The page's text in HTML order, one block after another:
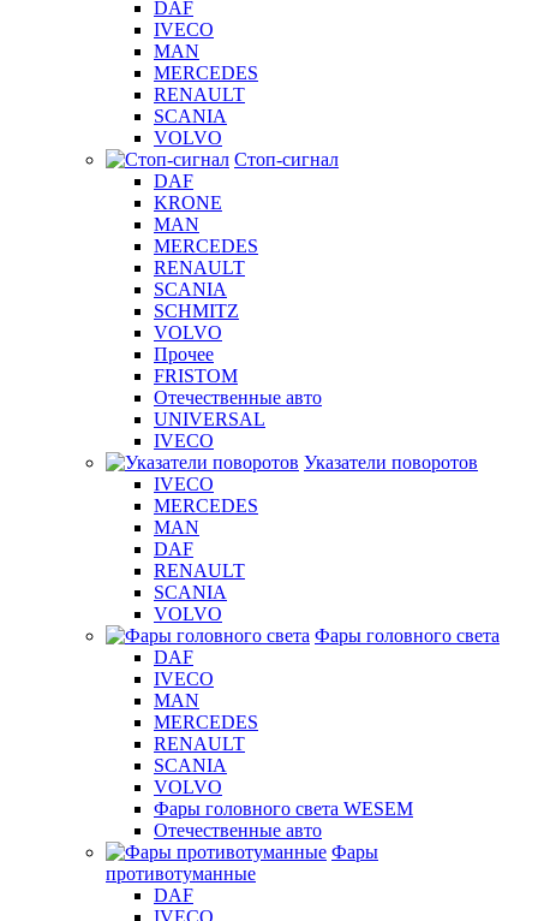
DAF
IVECO
MAN
MERCEDES
RENAULT
SCANIA
VOLVO
Стоп-сигнал
DAF
KRONE
MAN
MERCEDES
RENAULT
SCANIA
SCHMITZ
VOLVO
Прочее
FRISTOM
Отечественные авто
UNIVERSAL
IVECO
Указатели поворотов
IVECO
MERCEDES
MAN
DAF
RENAULT
SCANIA
VOLVO
Фары головного света
DAF
IVECO
MAN
MERCEDES
RENAULT
SCANIA
VOLVO
Фары головного света WESEM
Отечественные авто
Фары
противотуманные
DAF
IVECO